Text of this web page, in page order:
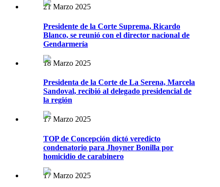
21 Marzo 2025
Presidente de la Corte Suprema, Ricardo
Blanco, se reunió con el director nacional de
Gendarmería
18 Marzo 2025
Presidenta de la Corte de La Serena, Marcela
Sandoval, recibió al delegado presidencial de
la región
17 Marzo 2025
TOP de Concepción dictó veredicto
condenatorio para Jhoyner Bonilla por
homicidio de carabinero
17 Marzo 2025